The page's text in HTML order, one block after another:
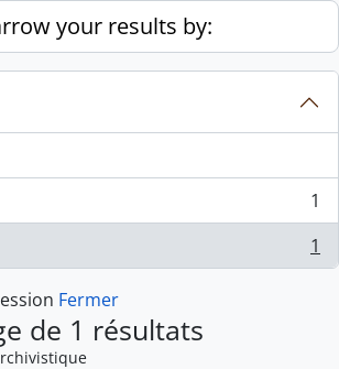
your results by:
1
1
Fermer
de 1 résultats